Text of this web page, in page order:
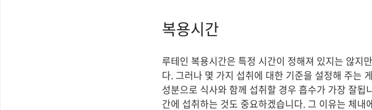
복용시간
루테인 복용시간은 특정 시간이 정해져 있지는 않지
다. 그러나 몇 가지 섭취에 대한 기준을 설정해 주는
성분으로 식사와 함께 섭취할 경우 흡수가 가장 잘
간에 섭취하는 것도 중요하겠습니다. 그 이유는 체